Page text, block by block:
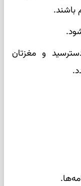
باشند.
و مغزتان